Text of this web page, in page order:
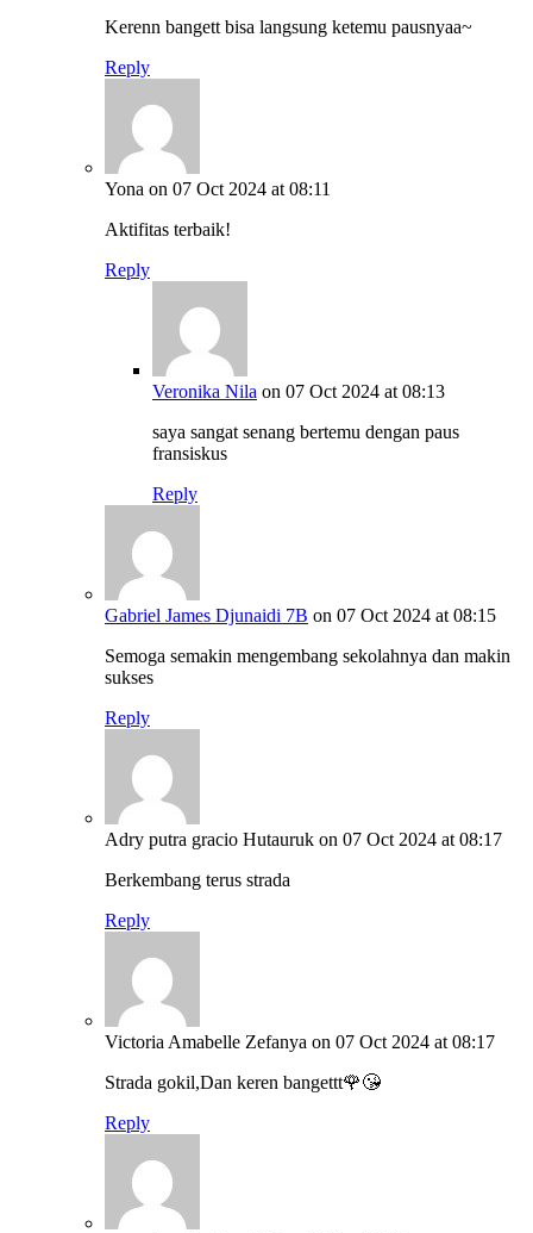
Kerenn bangett bisa langsung ketemu pausnyaa~
Reply
Yona on 07 Oct 2024 at 08:11
Aktifitas terbaik!
Reply
Veronika Nila on 07 Oct 2024 at 08:13
saya sangat senang bertemu dengan paus
fransiskus
Reply
Gabriel James Djunaidi 7B on 07 Oct 2024 at 08:15
Semoga semakin mengembang sekolahnya dan makin
sukses
Reply
Adry putra gracio Hutauruk on 07 Oct 2024 at 08:17
Berkembang terus strada
Reply
Victoria Amabelle Zefanya on 07 Oct 2024 at 08:17
Strada gokil,Dan keren bangettt🌹😘
Reply